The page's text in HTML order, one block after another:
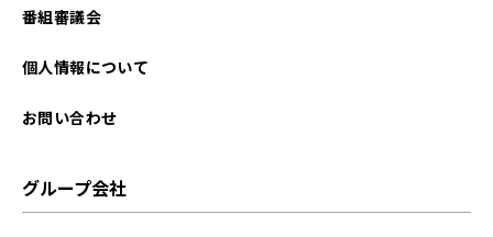
2024年04月
2024年01月
番組審議会
個人情報について
お問い合わせ
グループ会社